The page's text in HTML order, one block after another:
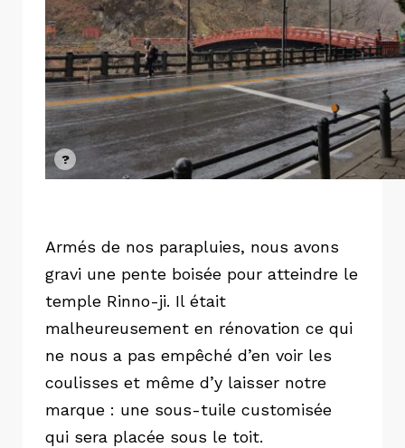
Armés de nos parapluies, nous avons
gravi une pente boisée pour atteindre le
temple Rinno-ji. Il était
malheureusement en rénovation ce qui
ne nous a pas empêché d’en voir les
coulisses et même d’y laisser notre
marque : une sous-tuile customisée
qui sera placée sous le toit.